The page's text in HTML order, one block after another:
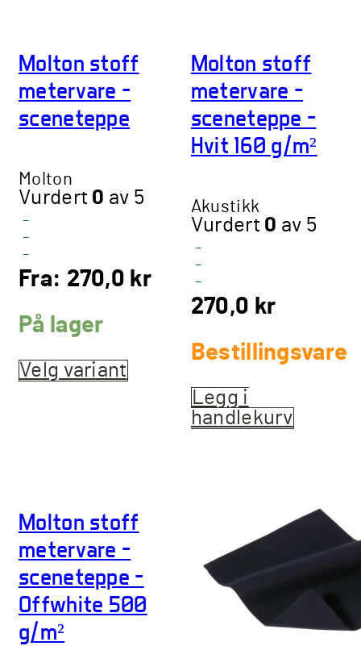
Molton stoff
metervare –
sceneteppe
Molton
Vurdert 0 av 5
-
-
-
Fra: 270,0 kr
På lager
Velg variant
produktet
velges
på
produktsiden
Molton stoff
metervare –
sceneteppe –
Hvit 160 g/m²
Akustikk
Vurdert 0 av 5
-
-
-
270,0 kr
Bestillingsvare
Legg i
handlekurv
Molton stoff
metervare –
sceneteppe –
Offwhite 500
g/m²